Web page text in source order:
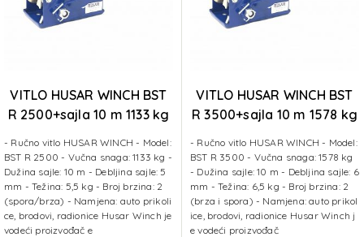
VITLO HUSAR WINCH BST
R 2500+sajla 10 m 1133 kg
- Ručno vitlo HUSAR WINCH - Model:
BST R 2500 - Vučna snaga: 1133 kg -
Dužina sajle: 10 m - Debljina sajle: 5
mm - Težina: 5,5 kg - Broj brzina: 2
(spora/brza) - Namjena: auto prikoli
ce, brodovi, radionice Husar Winch je
vodeći proizvođač e
VITLO HUSAR WINCH BST
R 3500+sajla 10 m 1578 kg
- Ručno vitlo HUSAR WINCH - Model:
BST R 3500 - Vučna snaga: 1578 kg
- Dužina sajle: 10 m - Debljina sajle: 6
mm - Težina: 6,5 kg - Broj brzina: 2
(brza i spora) - Namjena: auto prikol
ice, brodovi, radionice Husar Winch j
e vodeći proizvođač